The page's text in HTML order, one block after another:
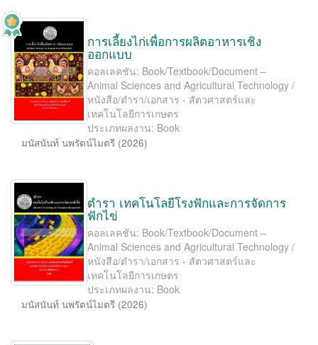
การเลี้ยงไก่เพื่อการผลิตอาหารเชิง
ออกแบบ
คอลเลคชัน: Book/Textbook/Document –
Animal Sciences and Agricultural Technology /
หนังสือ/ตำรา/เอกสาร - สัตวศาสตร์และ
เทคโนโลยีการเกษตร
ประเภทผลงาน: Book
มนัสนันท์ นพรัตน์ไมตรี (2026)
ตำรา เทคโนโลยีโรงฟักและการจัดการ
ฟักไข่
คอลเลคชัน: Book/Textbook/Document –
Animal Sciences and Agricultural Technology /
หนังสือ/ตำรา/เอกสาร - สัตวศาสตร์และ
เทคโนโลยีการเกษตร
ประเภทผลงาน: Book
มนัสนันท์ นพรัตน์ไมตรี (2026)